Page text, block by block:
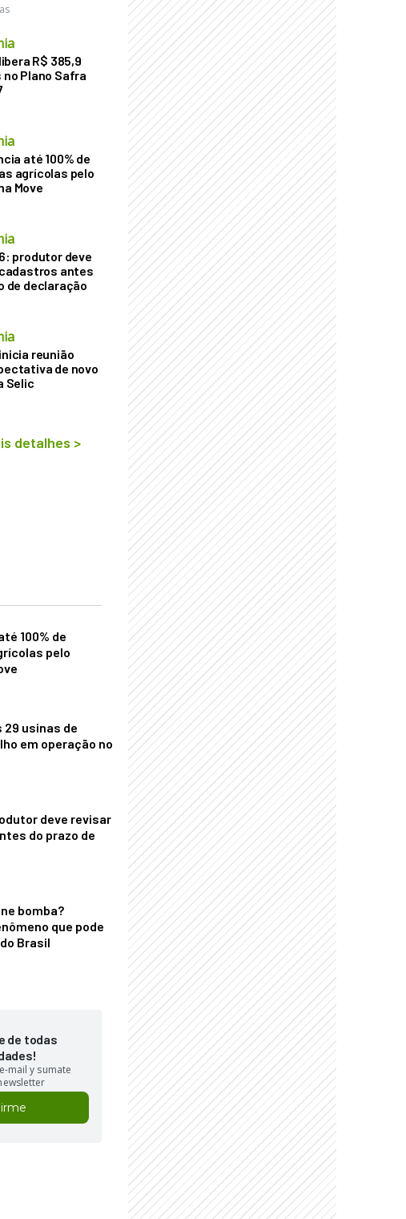
R$ 385,9
Plano Safra
até 100% de
agrícolas pelo
Move
produtor deve
antes
de declaração
reunião
de novo
Selic
detalhes >
100% de
pelo
29 usinas de
em operação no
deve revisar
do prazo de
bomba?
que pode
Brasil
de todas
mail y sumate